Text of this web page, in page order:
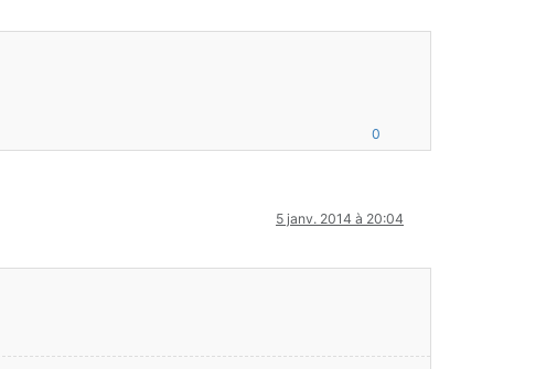
0
5 janv. 2014 à 20:04